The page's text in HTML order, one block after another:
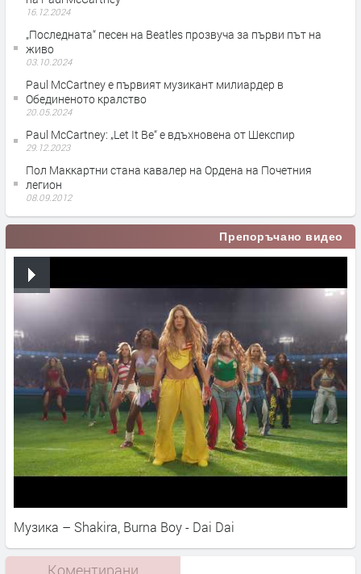
16.12.2024
„Последната“ песен на Beatles прозвуча за първи път на
живо
03.10.2024
Paul McCartney е първият музикант милиардер в
Обединеното кралство
20.05.2024
Paul McCartney: „Let It Be“ е вдъхновена от Шекспир
29.12.2023
Пол Маккартни стана кавалер на Ордена на Почетния
легион
08.09.2012
Препоръчано видео
Музика – Shakira, Burna Boy - Dai Dai
Коментирани